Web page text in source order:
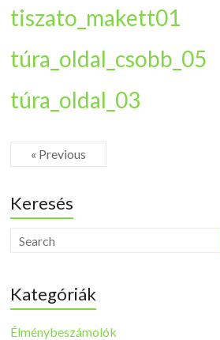
tiszato_makett01
túra_oldal_csobb_05
túra_oldal_03
« Previous
Keresés
Kategóriák
Élménybeszámolók